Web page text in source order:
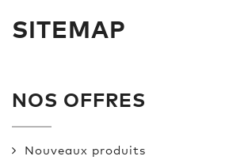
SITEMAP
NOS OFFRES
Nouveaux produits